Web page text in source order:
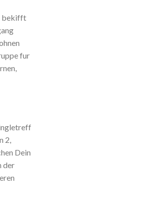
bekifft
fur
2,
Dein
der